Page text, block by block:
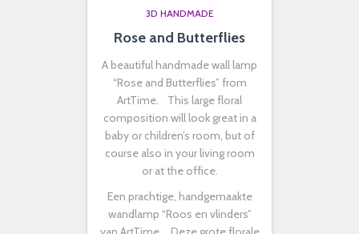
3D HANDMADE
Rose and Butterflies
A beautiful handmade wall lamp
“Rose and Butterflies” from
ArtTime. This large floral
composition will look great in a
baby or children’s room, but of
course also in your living room
or at the office.
Een prachtige, handgemaakte
wandlamp “Roos en vlinders”